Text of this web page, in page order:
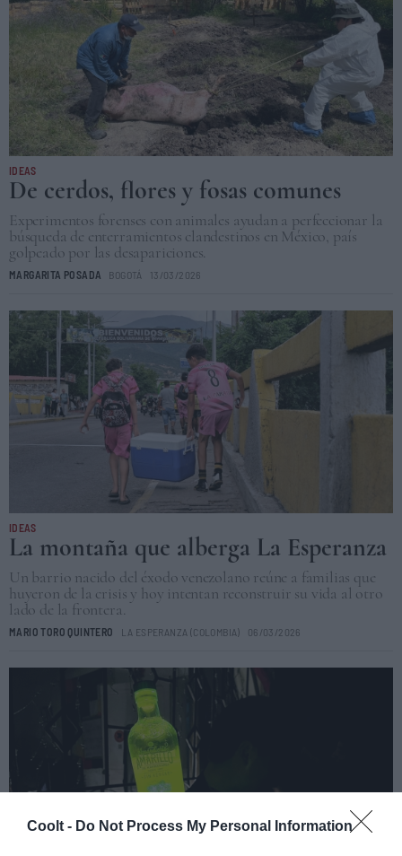
Coolt - Do Not Process My Personal Information
IDEAS
De cerdos, flores y fosas comunes
Experimentos forenses con animales ayudan a perfeccionar la
búsqueda de enterramientos clandestinos en México, país
golpeado por las desapariciones.
MARGARITA POSADA BOGOTÁ 13/03/2026
IDEAS
La montaña que alberga La Esperanza
Un barrio nacido del éxodo venezolano reúne a familias que
huyeron de la crisis y hoy intentan reconstruir su vida al otro
lado de la frontera.
MARIO TORO QUINTERO LA ESPERANZA (COLOMBIA) 06/03/2026